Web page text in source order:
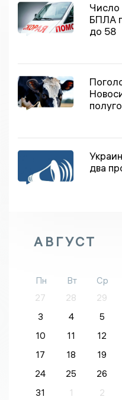
Число
БПЛА
до 58
два
АВГУСТ
Пн Вт Ср
27
28 29
3
4 5
10
11 12
17
18 19
24
25 26
31
1 2